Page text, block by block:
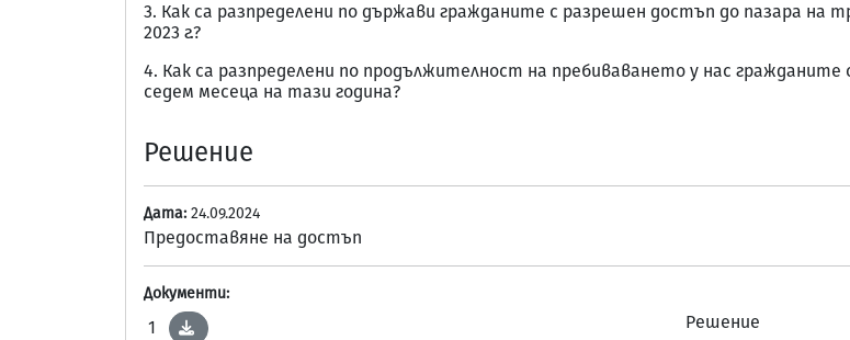
3. Как са разпределени по държави гражданите с разрешен достъп до пазара на
2023 г.?
4. Как са разпределени по продължителност на пребиваването у нас
седем месеца на тази година?
Решение
Дата: 24.09.2024
Предоставяне на достъп
Документи:
1 Решение